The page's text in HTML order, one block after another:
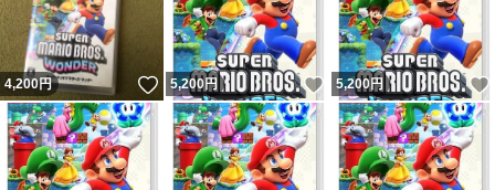
4,200円 いいね！
5,200 円 いいね！
5,200 円